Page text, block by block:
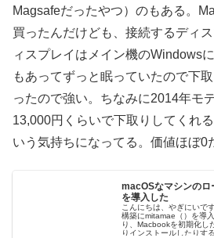
Magsafeだったやつ）のもある。
買ったんだけども、接続するディ
ィスプレイはメイン機のWindows
もあってずっと眠っていたので下
ったので強い。ちなみに2014年モ
13,000円くらいで下取りしてくれ
いう気持ちになってる。価値ほぼ
macOSなマシンの
を導入した
こんにちは、やぎにいで
構築にmitamae（）を導
り、Macbookを初期化し
りインストールしたりす